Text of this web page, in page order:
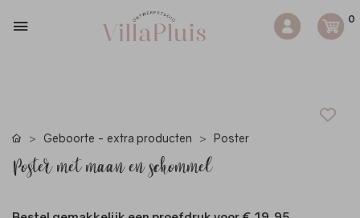
0
Geboorte - extra producten Poster
Poster met maan en schommel